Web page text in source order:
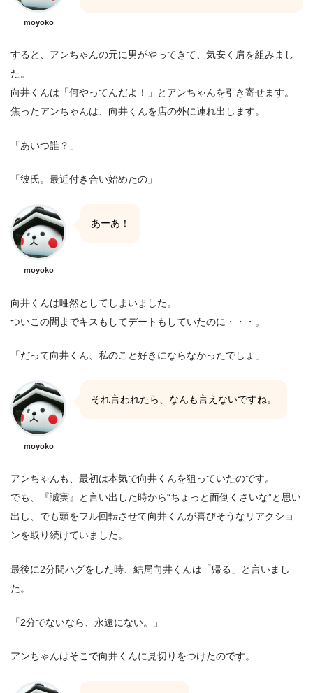
moyoko
すると、アンちゃんの元に男がやってきて、気安く肩を組みまし
た。
向井くんは「何やってんだよ！」とアンちゃんを引き寄せます。
焦ったアンちゃんは、向井くんを店の外に連れ出します。
「あいつ誰？」
「彼氏。最近付き合い始めたの」
moyoko
あーあ！
向井くんは唖然としてしまいました。
ついこの間までキスもしてデートもしていたのに・・・。
「だって向井くん、私のこと好きにならなかったでしょ」
moyoko
それ言われたら、なんも言えないですね。
アンちゃんも、最初は本気で向井くんを狙っていたのです。
でも、『誠実』と言い出した時から“ちょっと面倒くさいな”と思い
出し、でも頭をフル回転させて向井くんが喜びそうなリアクショ
ンを取り続けていました。
最後に2分間ハグをした時、結局向井くんは「帰る」と言いまし
た。
「2分でないなら、永遠にない。」
アンちゃんはそこで向井くんに見切りをつけたのです。